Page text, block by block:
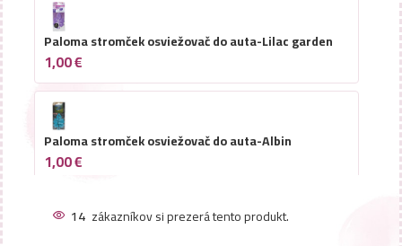
Paloma stromček osviežovač do auta-Lilac garden
1,00€
Paloma stromček osviežovač do auta-Albin
1,00€
14 zákazníkov si prezerá tento produkt.